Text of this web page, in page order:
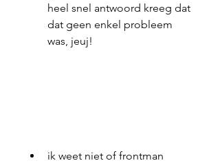
heel snel antwoord kreeg dat
dat geen enkel probleem
was, jeuj!
ik weet niet of frontman